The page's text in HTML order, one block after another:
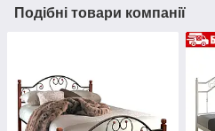
Подібні товари компанії